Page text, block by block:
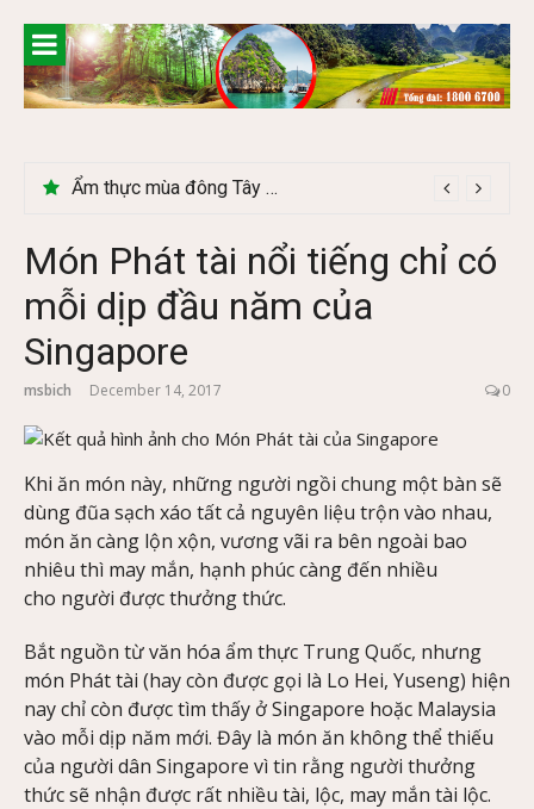
content
Lễ 2/9 có phải mùa du lịch Hà Giang đẹp không?
Món Phát tài nổi tiếng chỉ có
mỗi dịp đầu năm của
Singapore
msbich December 14, 2017 0
Khi ăn món này, những người ngồi chung một bàn sẽ
dùng đũa sạch xáo tất cả nguyên liệu trộn vào nhau,
món ăn càng lộn xộn, vương vãi ra bên ngoài bao
nhiêu thì may mắn, hạnh phúc càng đến nhiều
cho người được thưởng thức.
Bắt nguồn từ văn hóa ẩm thực Trung Quốc, nhưng
món Phát tài (hay còn được gọi là Lo Hei, Yuseng) hiện
nay chỉ còn được tìm thấy ở Singapore hoặc Malaysia
vào mỗi dịp năm mới. Đây là món ăn không thể thiếu
của người dân Singapore vì tin rằng người thưởng
thức sẽ nhận được rất nhiều tài, lộc, may mắn tài lộc.